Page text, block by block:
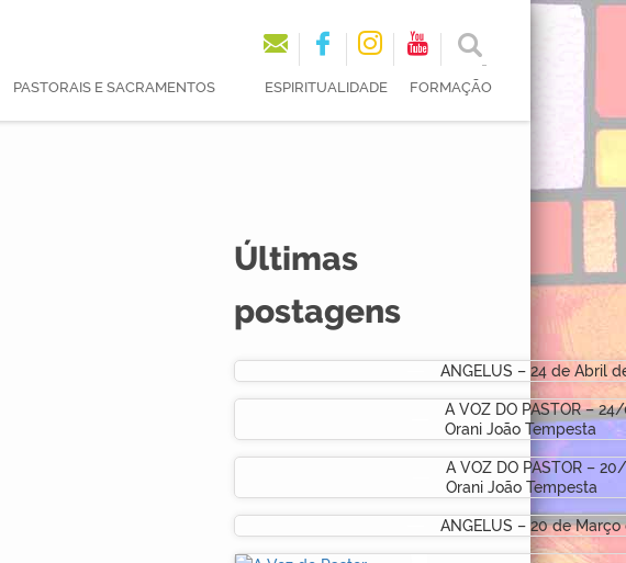
PASTORAIS E SACRAMENTOS ESPIRITUALIDADE FORMAÇÃO
Últimas
postagens
ANGELUS – 24 de Abril
A VOZ DO PASTOR –
Orani João Tempesta
A VOZ DO PASTOR –
Orani João Tempesta
ANGELUS – 20 de Março